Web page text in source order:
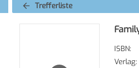
Trefferliste
ISBN:
Verlag: